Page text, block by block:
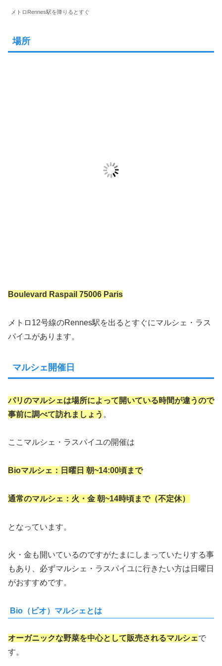
メトロRennes駅を降りるとすぐ
場所
Boulevard Raspail 75006 Paris
メトロ12号線のRennes駅を出るとすぐにマルシェ・ラス
パイユがあります。
マルシェ開催日
パリのマルシェは場所によって開いている時間が違うので
事前に調べて訪れましょう 。
ここマルシェ・ラスパイユの開催は
Bioマルシェ：日曜日 朝~14:00頃まで
通常のマルシェ：火・金 朝~14時頃まで（不定休）
となっています。
火・金も開いているのですがたまにしまっていたりする事
もあり、必ずマルシェ・ラスパイユに行きたい方は日曜日
がおすすめです。
Bio（ビオ）マルシェとは
オーガニックな野菜を中心として販売されるマルシェで
す。